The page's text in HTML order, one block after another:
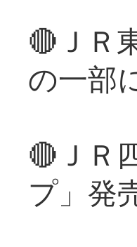
🔴ＪＲ
の一部
🔴ＪＲ
プ」発